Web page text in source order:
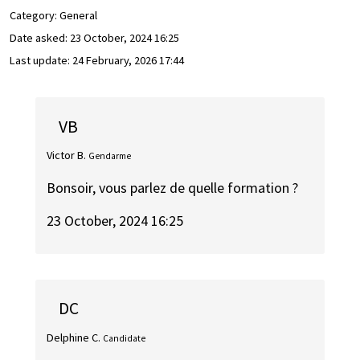
Category: General
Date asked: 23 October, 2024 16:25
Last update: 24 February, 2026 17:44
VB
Victor B. Gendarme
Bonsoir, vous parlez de quelle formation ?
23 October, 2024 16:25
DC
Delphine C. Candidate